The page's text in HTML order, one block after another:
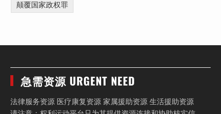
颠覆国家政权罪
急需资源 URGENT NEED
法律服务资源 医疗康复资源 家属援助资源 生活援助资源